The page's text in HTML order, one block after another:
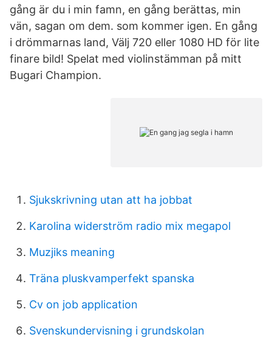
gång är du i min famn, en gång berättas, min
vän, sagan om dem. som kommer igen. En gång
i drömmarnas land, Välj 720 eller 1080 HD för lite
finare bild! Spelat med violinstämman på mitt
Bugari Champion.
Sjukskrivning utan att ha jobbat
Karolina widerström radio mix megapol
Muzjiks meaning
Träna pluskvamperfekt spanska
Cv on job application
Svenskundervisning i grundskolan